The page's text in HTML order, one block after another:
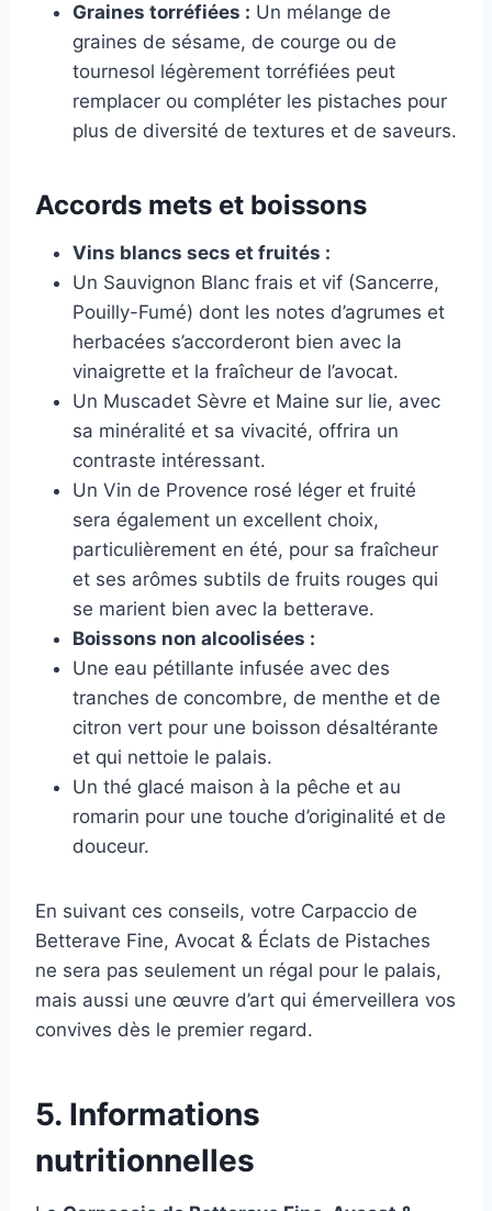
Graines torréfiées : Un mélange de
graines de sésame, de courge ou de
tournesol légèrement torréfiées peut
remplacer ou compléter les pistaches pour
plus de diversité de textures et de saveurs.
Accords mets et boissons
Vins blancs secs et fruités :
Un Sauvignon Blanc frais et vif (Sancerre,
Pouilly-Fumé) dont les notes d’agrumes et
herbacées s’accorderont bien avec la
vinaigrette et la fraîcheur de l’avocat.
Un Muscadet Sèvre et Maine sur lie, avec
sa minéralité et sa vivacité, offrira un
contraste intéressant.
Un Vin de Provence rosé léger et fruité
sera également un excellent choix,
particulièrement en été, pour sa fraîcheur
et ses arômes subtils de fruits rouges qui
se marient bien avec la betterave.
Boissons non alcoolisées :
Une eau pétillante infusée avec des
tranches de concombre, de menthe et de
citron vert pour une boisson désaltérante
et qui nettoie le palais.
Un thé glacé maison à la pêche et au
romarin pour une touche d’originalité et de
douceur.
En suivant ces conseils, votre Carpaccio de
Betterave Fine, Avocat & Éclats de Pistaches
ne sera pas seulement un régal pour le palais,
mais aussi une œuvre d’art qui émerveillera vos
convives dès le premier regard.
5. Informations
nutritionnelles